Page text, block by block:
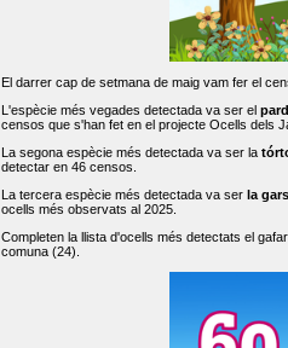
El darrer cap de setmana de maig vam fer el
L'espècie més vegades detectada va ser el
censos que s'han fet en el projecte Ocells dels
La segona espècie més detectada va ser la
detectar en 46 censos.
La tercera espècie més detectada va ser la
ocells més observats al 2025.
Completen la llista d'ocells més detectats el
comuna (24).